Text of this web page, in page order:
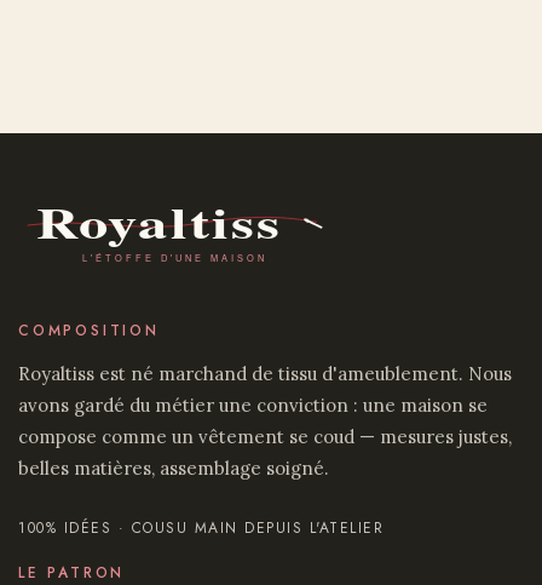
COMPOSITION
Royaltiss est né marchand de tissu d'ameublement. Nous
avons gardé du métier une conviction : une maison se
compose comme un vêtement se coud — mesures justes,
belles matières, assemblage soigné.
100% IDÉES · COUSU MAIN DEPUIS L'ATELIER
LE PATRON